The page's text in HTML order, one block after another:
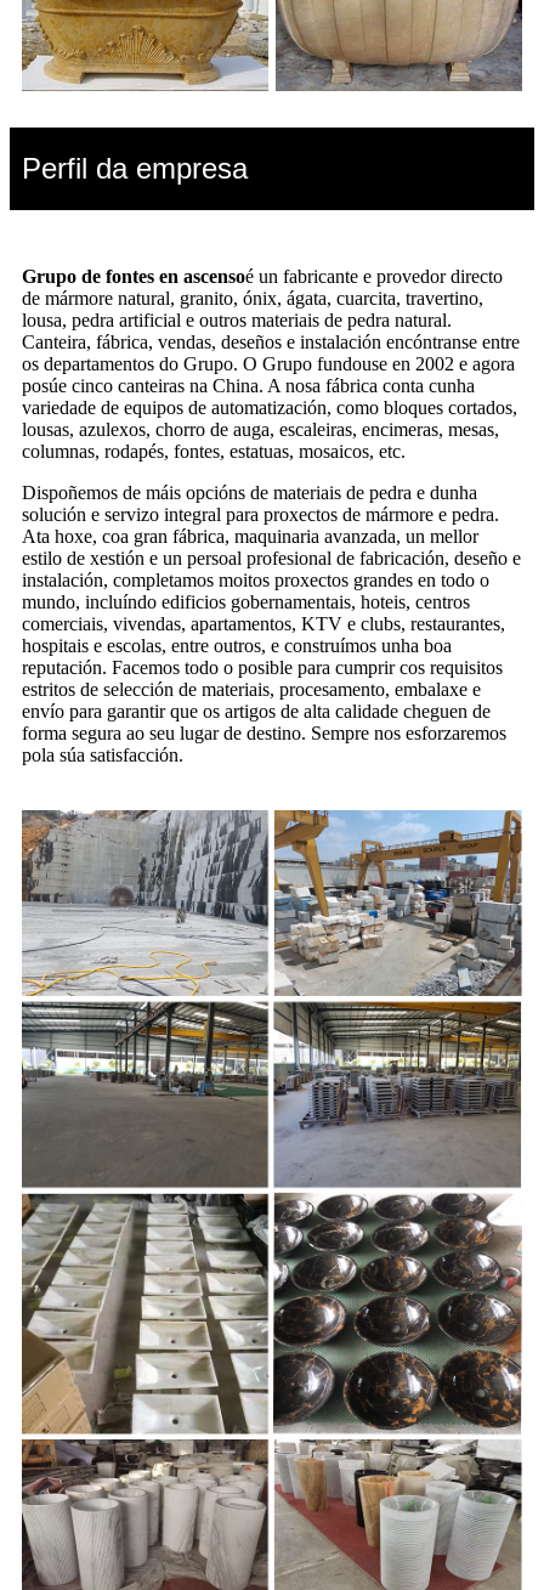
Perfil da empresa
Grupo de fontes en ascensoé un fabricante e provedor directo
de mármore natural, granito, ónix, ágata, cuarcita, travertino,
lousa, pedra artificial e outros materiais de pedra natural.
Canteira, fábrica, vendas, deseños e instalación encóntranse entre
os departamentos do Grupo. O Grupo fundouse en 2002 e agora
posúe cinco canteiras na China. A nosa fábrica conta cunha
variedade de equipos de automatización, como bloques cortados,
lousas, azulexos, chorro de auga, escaleiras, encimeras, mesas,
columnas, rodapés, fontes, estatuas, mosaicos, etc.
Dispoñemos de máis opcións de materiais de pedra e dunha
solución e servizo integral para proxectos de mármore e pedra.
Ata hoxe, coa gran fábrica, maquinaria avanzada, un mellor
estilo de xestión e un persoal profesional de fabricación, deseño e
instalación, completamos moitos proxectos grandes en todo o
mundo, incluíndo edificios gobernamentais, hoteis, centros
comerciais, vivendas, apartamentos, KTV e clubs, restaurantes,
hospitais e escolas, entre outros, e construímos unha boa
reputación. Facemos todo o posible para cumprir cos requisitos
estritos de selección de materiais, procesamento, embalaxe e
envío para garantir que os artigos de alta calidade cheguen de
forma segura ao seu lugar de destino. Sempre nos esforzaremos
pola súa satisfacción.